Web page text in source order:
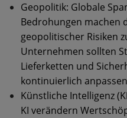
Geopolitik: Globale
Bedrohungen machen
geopolitischer Risiken
Unternehmen sollten
Lieferketten und
kontinuierlich
Künstliche Intelligenz
KI verändern